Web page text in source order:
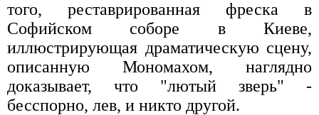
того, реставрированная фреска в
Софийском соборе в Киеве,
иллюстрирующая драматическую сцену,
описанную Мономахом, наглядно
доказывает, что "лютый зверь" -
бесспорно, лев, и никто другой.